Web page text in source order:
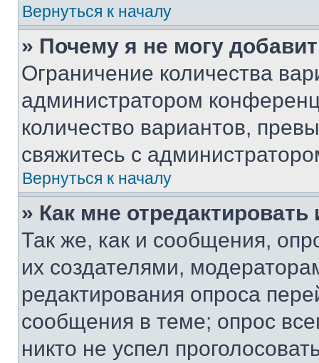
Вернуться к началу
» Почему я не могу
Ограничение количества
администратором
количество вариантов,
свяжитесь с
Вернуться к началу
» Как мне
Так же, как и сообщения,
их создателями,
редактирования опроса
сообщения в теме; опрос
никто не успел